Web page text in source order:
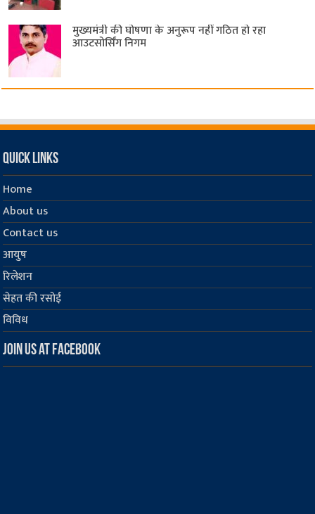
मुख्यमंत्री की घोषणा के अनुरूप नहीं गठित हो रहा
आउटसोर्सिंग निगम
Quick Links
Home
About us
Contact us
आयुष
रिलेशन
सेहत की रसोई
विविध
Join us at Facebook